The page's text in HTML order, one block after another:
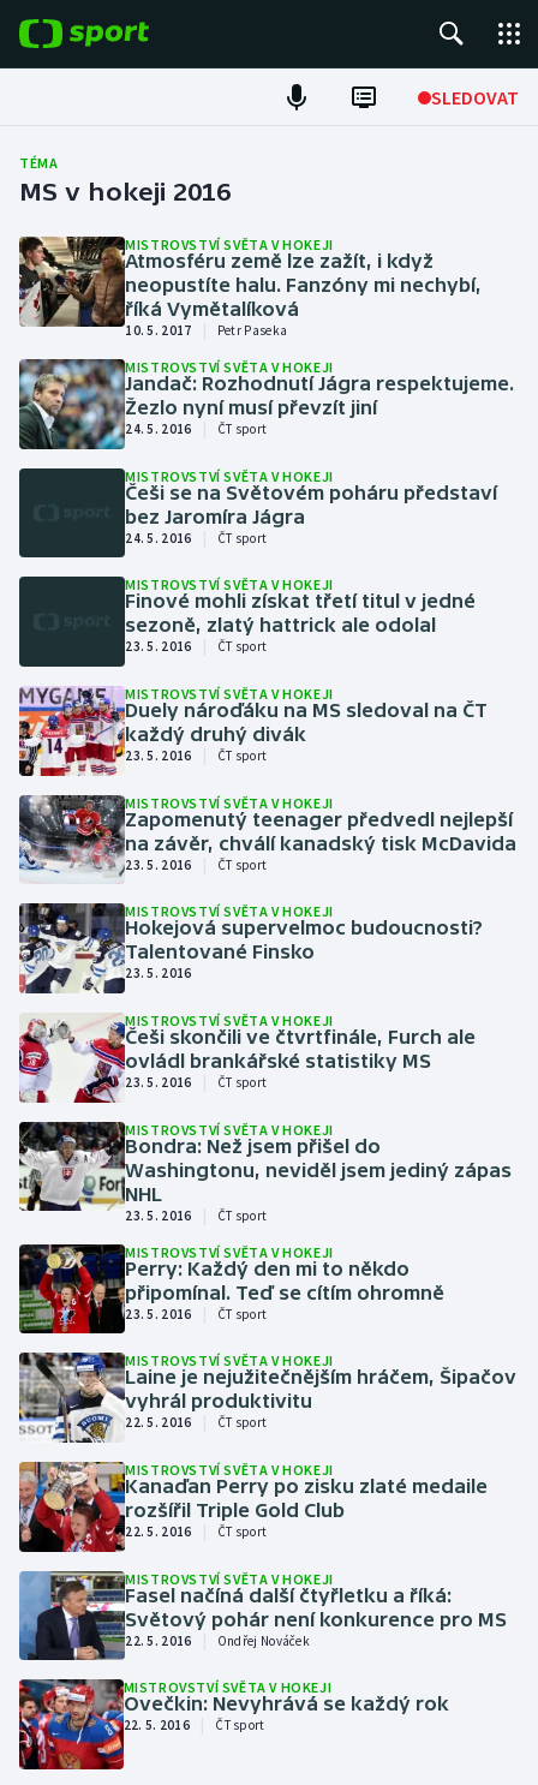
SLEDOVAT
Fotbal
Tenis
Atletika
Cyklistika
DALŠÍ SPORTY
Americký fotbal
Baseball a softbal
Basketbal
Biatlon
Boby a skeleton
Curling
Dostihy
Florbal
Futsal
Golf
Gymnastika
Házená
Jezdectví
Judo
Krasobruslení
Lezení
Lyže a snowboard
Moderní pětiboj
Motorsport
Olympijské hry
Parasport
Plavání
NEPŘEHLÉDNĚTE
Soutěže
Historické návraty
Aplikace ČT sport
AZ kvíz
TÉMA
MS v hokeji 2016
MISTROVSTVÍ SVĚTA V HOKEJI
Atmosféru země lze zažít, i když
neopustíte halu. Fanzóny mi nechybí,
říká Vymětalíková
10. 5. 2017 Petr Paseka
MISTROVSTVÍ SVĚTA V HOKEJI
Jandač: Rozhodnutí Jágra respektujeme.
Žezlo nyní musí převzít jiní
24. 5. 2016 ČT sport
MISTROVSTVÍ SVĚTA V HOKEJI
Češi se na Světovém poháru představí
bez Jaromíra Jágra
24. 5. 2016 ČT sport
MISTROVSTVÍ SVĚTA V HOKEJI
Finové mohli získat třetí titul v jedné
sezoně, zlatý hattrick ale odolal
23. 5. 2016 ČT sport
MISTROVSTVÍ SVĚTA V HOKEJI
Duely nároďáku na MS sledoval na ČT
každý druhý divák
23. 5. 2016 ČT sport
MISTROVSTVÍ SVĚTA V HOKEJI
Zapomenutý teenager předvedl nejlepší
na závěr, chválí kanadský tisk McDavida
23. 5. 2016 ČT sport
MISTROVSTVÍ SVĚTA V HOKEJI
Hokejová supervelmoc budoucnosti?
Talentované Finsko
23. 5. 2016
MISTROVSTVÍ SVĚTA V HOKEJI
Češi skončili ve čtvrtfinále, Furch ale
ovládl brankářské statistiky MS
23. 5. 2016 ČT sport
MISTROVSTVÍ SVĚTA V HOKEJI
Bondra: Než jsem přišel do
Washingtonu, neviděl jsem jediný zápas
NHL
23. 5. 2016 ČT sport
MISTROVSTVÍ SVĚTA V HOKEJI
Perry: Každý den mi to někdo
připomínal. Teď se cítím ohromně
23. 5. 2016 ČT sport
MISTROVSTVÍ SVĚTA V HOKEJI
Laine je nejužitečnějším hráčem, Šipačov
vyhrál produktivitu
22. 5. 2016 ČT sport
MISTROVSTVÍ SVĚTA V HOKEJI
Kanaďan Perry po zisku zlaté medaile
rozšířil Triple Gold Club
22. 5. 2016 ČT sport
MISTROVSTVÍ SVĚTA V HOKEJI
Fasel načíná další čtyřletku a říká:
Světový pohár není konkurence pro MS
22. 5. 2016 Ondřej Nováček
MISTROVSTVÍ SVĚTA V HOKEJI
Ovečkin: Nevyhrává se každý rok
22. 5. 2016 ČT sport